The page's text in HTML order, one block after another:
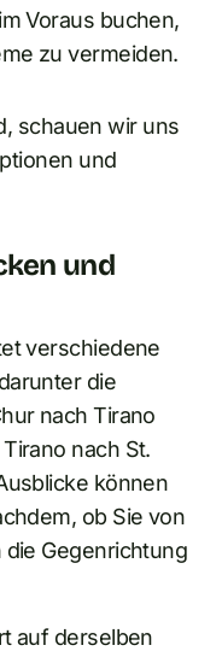
Voraus buchen,
zu vermeiden.
schauen wir uns
und
und
verschiedene
die
nach Tirano
nach St.
können
ob Sie von
Gegenrichtung
auf derselben